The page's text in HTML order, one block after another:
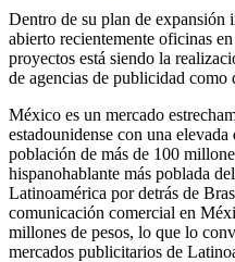
Dentro de su plan de expansión
abierto recientemente oficinas
proyectos está siendo la
de agencias de publicidad como
México es un mercado
estadounidense con una
población de más de 100
hispanohablante más poblada
Latinoamérica por detrás de
comunicación comercial en
millones de pesos, lo que lo
mercados publicitarios de